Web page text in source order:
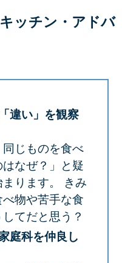
ッチン・アドバ
違い」を観察
同じものを食べ
なぜ？」と疑
ります。 きみ
物や苦手な食
てだと思う？
庭科を仲良し